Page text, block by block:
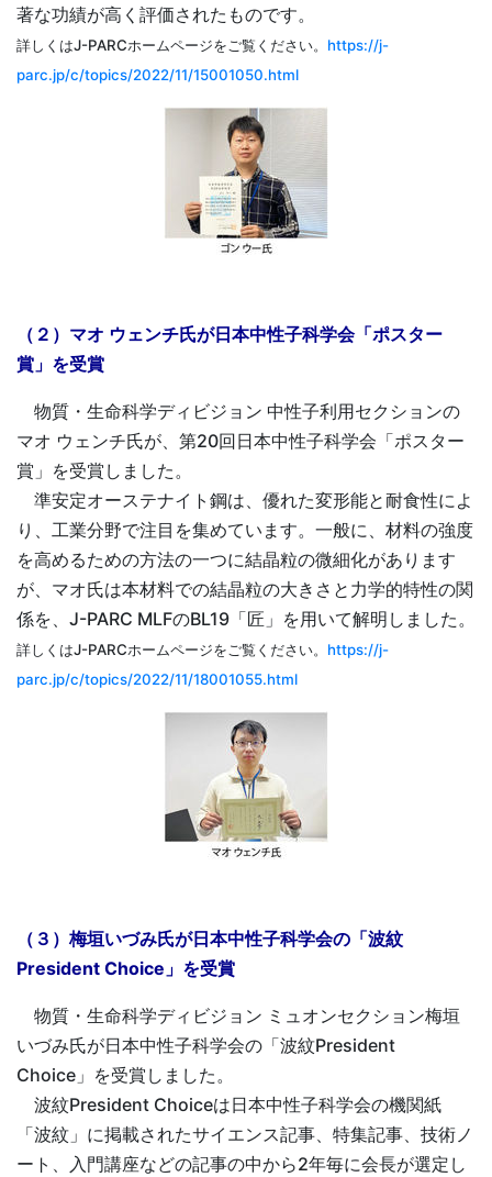
著な功績が高く評価されたものです。
詳しくはJ-PARCホームページをご覧ください。 https://j-
parc.jp/c/topics/2022/11/15001050.html
（２）マオ ウェンチ氏が日本中性子科学会「ポスター
賞」を受賞
物質・生命科学ディビジョン 中性子利用セクションの
マオ ウェンチ氏が、第20回日本中性子科学会「ポスター
賞」を受賞しました。
準安定オーステナイト鋼は、優れた変形能と耐食性によ
り、工業分野で注目を集めています。一般に、材料の強度
を高めるための方法の一つに結晶粒の微細化があります
が、マオ氏は本材料での結晶粒の大きさと力学的特性の関
係を、J-PARC MLFのBL19「匠」を用いて解明しました。
詳しくはJ-PARCホームページをご覧ください。 https://j-
parc.jp/c/topics/2022/11/18001055.html
（３）梅垣いづみ氏が日本中性子科学会の「波紋
President Choice」を受賞
物質・生命科学ディビジョン ミュオンセクション梅垣
いづみ氏が日本中性子科学会の「波紋President
Choice」を受賞しました。
波紋President Choiceは日本中性子科学会の機関紙
「波紋」に掲載されたサイエンス記事、特集記事、技術ノ
ート、入門講座などの記事の中から2年毎に会長が選定し